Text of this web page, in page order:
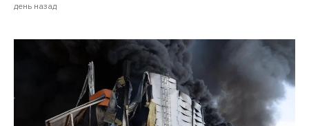
день назад